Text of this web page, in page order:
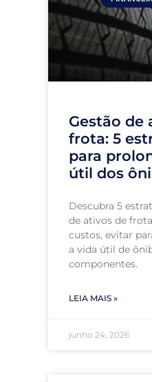
Gestão de
frota: 5
para
útil dos
Descubra 5
de ativos de
custos, evitar
a vida útil de
componentes.
LEIA MAIS »
junho 24, 2026